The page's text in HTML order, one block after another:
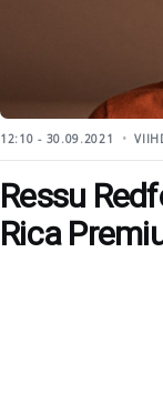
12:10 - 30.09.2021
Ressu
Rica